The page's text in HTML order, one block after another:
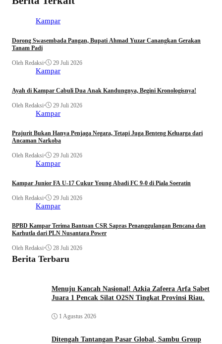
Kampar
Dorong Swasembada Pangan, Bupati Ahmad Yuzar Canangkan Gerakan
Tanam Padi
Oleh Redaksi• 29 Juli 2026
Kampar
Ayah di Kampar Cabuli Dua Anak Kandungnya, Begini Kronologisnya!
Oleh Redaksi• 29 Juli 2026
Kampar
Prajurit Bukan Hanya Penjaga Negara, Tetapi Juga Benteng Keluarga dari
Ancaman Narkoba
Oleh Redaksi• 29 Juli 2026
Kampar
Kampar Junior FA U-17 Cukur Young Abadi FC 9-0 di Piala Soeratin
Oleh Redaksi• 29 Juli 2026
Kampar
BPBD Kampar Terima Bantuan CSR Sapras Penanggulangan Bencana dan
Karhutla dari PLN Nusantara Power
Oleh Redaksi• 28 Juli 2026
Berita Terbaru
Menuju Kancah Nasional! Azkia Zafeera Arfa Sabet
Juara 1 Pencak Silat O2SN Tingkat Provinsi Riau.
1 Agustus 2026
Ditengah Tantangan Pasar Global, Sambu Group